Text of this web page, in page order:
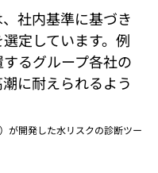
社内基準に基づき
定しています。例
るグループ各社の
に耐えられるよう
が開発した水リスクの診断ツー